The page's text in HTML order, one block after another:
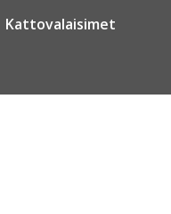
Kattovalaisimet